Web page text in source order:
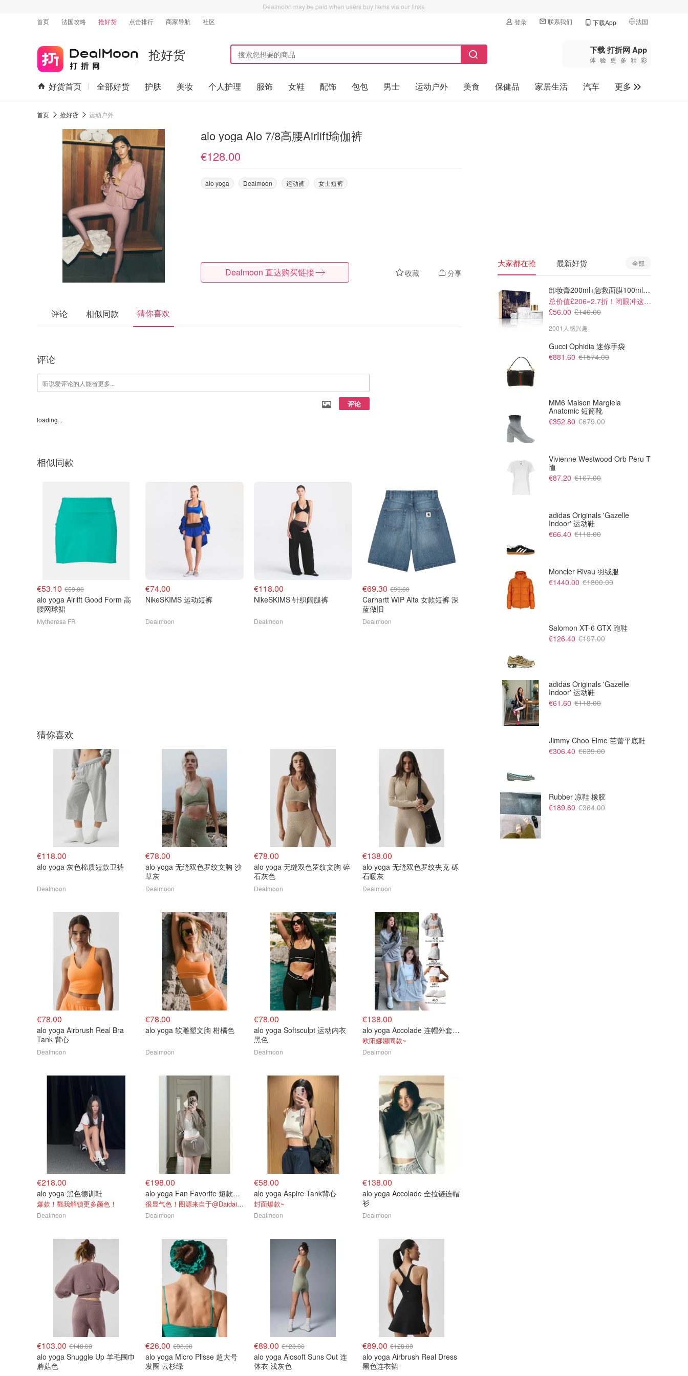
Dealmoon may be paid when users buy items via our links.
首页
法国攻略 抢好货 点击排行 商家导航 社区 登录 联系我们 下载App 法国
🇺🇸美国
🇨🇳中国
🇨🇦加拿大
抢好货 下载 打折网 App
体验更多精彩
好货首页 全部好货 护肤 美妆 个人护理 服饰 女鞋 配饰 包包 男士 运动户外 美食 保健品 家居生活 汽车
更多
首页 抢好货 运动户外
alo yoga Alo 7/8高腰Airlift瑜伽裤
€128.00
alo yoga Dealmoon 运动裤 女士短裤
收藏 分享
Dealmoon 直达购买链接
评论 相似同款 猜你喜欢
评论
评论
loading...
相似同款
€53.10 €59.00
alo yoga Airlift Good Form 高
腰网球裙
Mytheresa FR
€74.00
NikeSKIMS 运动短裤
Dealmoon
€118.00
NikeSKIMS 针织阔腿裤
Dealmoon
€69.30 €99.00
Carhartt WIP Alta 女款短裤 深
蓝做旧
Dealmoon
€80.00
ON Studio 女款感织短裤
€95.00
猜你喜欢
€118.00
alo yoga 灰色棉质短款卫裤
Dealmoon
€78.00
alo yoga 无缝双色罗纹文胸 沙
草灰
Dealmoon
€78.00
alo yoga 无缝双色罗纹文胸 碎
石灰色
Dealmoon
€138.00
alo yoga 无缝双色罗纹夹克 砾
石暖灰
Dealmoon
€78.00
alo yoga Airbrush Real Bra
Tank 背心
Dealmoon
€78.00
alo yoga 软雕塑文胸 柑橘色
Dealmoon
€78.00
alo yoga Softsculpt 运动内衣
黑色
Dealmoon
€138.00
alo yoga Accolade 连帽外套 灰色
欧阳娜娜同款~
Dealmoon
€218.00
alo yoga 黑色德训鞋
爆款！戳我解锁更多颜色！
Dealmoon
€198.00
alo yoga Fan Favorite 短款连帽拉链外套
很显气色！图源来自于@Daidai/xhs
Dealmoon
€58.00
alo yoga Aspire Tank背心
封面爆款~
Dealmoon
€138.00
alo yoga Accolade 全拉链连帽
衫
Dealmoon
€103.00 €148.00
alo yoga Snuggle Up 羊毛围巾
蘑菇色
€26.00 €38.00
alo yoga Micro Plisse 超大号
发圈 云杉绿
€89.00 €128.00
alo yoga Alosoft Suns Out 连
体衣 浅灰色
€89.00 €128.00
alo yoga Airbrush Real Dress
黑色连衣裙
大家都在抢 最新好货 全部
卸妆膏200ml+急救面膜100ml+青春面霜15ml
总价值£206=2.7折！闭眼冲这套！
£56.00 £140.00
2001人感兴趣
Gucci Ophidia 迷你手袋
€881.60 €1574.00
MM6 Maison Margiela
Anatomic 短筒靴
€352.80 €679.00
Vivienne Westwood Orb Peru T
恤
€87.20 €167.00
adidas Originals 'Gazelle
Indoor' 运动鞋
€66.40 €118.00
Moncler Rivau 羽绒服
€1440.00 €1800.00
Salomon XT-6 GTX 跑鞋
€126.40 €197.00
adidas Originals 'Gazelle
Indoor' 运动鞋
€61.60 €118.00
Jimmy Choo Elme 芭蕾平底鞋
€306.40 €639.00
Rubber 凉鞋 橡胶
€189.60 €364.00